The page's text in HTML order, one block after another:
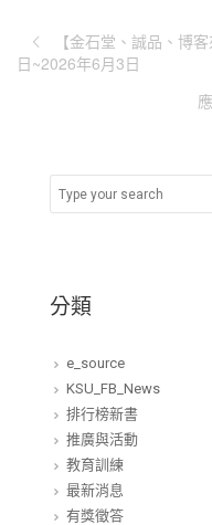
【金石堂、誠品、博
日~2026年6月3日
分類
e_source
KSU_FB_News
排行榜新書
推廣與活動
教育訓練
最新消息
有獎徵答